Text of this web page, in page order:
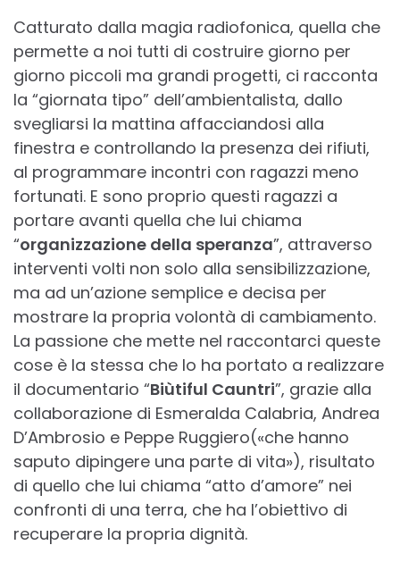
Catturato dalla magia radiofonica, quella che
permette a noi tutti di costruire giorno per
giorno piccoli ma grandi progetti, ci racconta
la “giornata tipo” dell’ambientalista, dallo
svegliarsi la mattina affacciandosi alla
finestra e controllando la presenza dei rifiuti,
al programmare incontri con ragazzi meno
fortunati. E sono proprio questi ragazzi a
portare avanti quella che lui chiama
“organizzazione della speranza”, attraverso
interventi volti non solo alla sensibilizzazione,
ma ad un’azione semplice e decisa per
mostrare la propria volontà di cambiamento.
La passione che mette nel raccontarci queste
cose è la stessa che lo ha portato a realizzare
il documentario “Biùtiful Cauntri”, grazie alla
collaborazione di Esmeralda Calabria, Andrea
D’Ambrosio e Peppe Ruggiero(«che hanno
saputo dipingere una parte di vita»), risultato
di quello che lui chiama “atto d’amore” nei
confronti di una terra, che ha l’obiettivo di
recuperare la propria dignità.